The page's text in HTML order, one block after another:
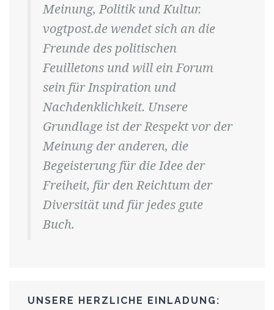
Meinung, Politik und Kultur.
vogtpost.de wendet sich an die
Freunde des politischen
Feuilletons und will ein Forum
sein für Inspiration und
Nachdenklichkeit. Unsere
Grundlage ist der Respekt vor der
Meinung der anderen, die
Begeisterung für die Idee der
Freiheit, für den Reichtum der
Diversität und für jedes gute
Buch.
UNSERE HERZLICHE EINLADUNG: